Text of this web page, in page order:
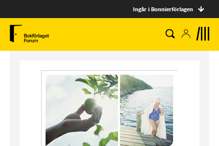
Ingår i Bonnierförlagen